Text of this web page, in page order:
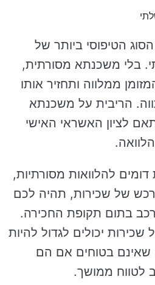
הטיפוסי ביותר של
בלי משכנתא מסורתית,
ממלווה ותחזיר אותו
הריבית על משכנתא
לציון האשראי האישי
להלוואות מסורתיות,
של שכירות, תהיה לכם
בתום תקופת החכירה.
יכולים לגדול להיות
שאינם בטוחים אם הם
לטווח ממושך.